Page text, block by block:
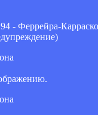
- Феррейра-